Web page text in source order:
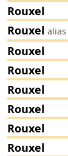
Rouxel
Rouxel alias
Rouxel
Rouxel
Rouxel
Rouxel
Rouxel
Rouxel